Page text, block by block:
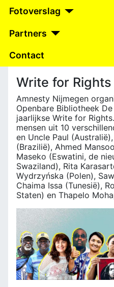
Fotoverslag
Partners
Contact
Write for
Amnesty Nijmegen
Openbare Bibliotheek
jaarlijkse Write for
mensen uit 10
en Uncle Paul
(Brazilië), Ahmed
Maseko (Eswatini, de
Swaziland), Rita
Wydrzyńska (Polen),
Chaima Issa (Tunesië),
Staten) en Thapelo